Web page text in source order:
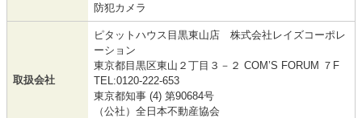
防犯カメラ
取扱会社
ピタットハウス目黒東山店 株式会社レイズコーポレ
ーション
東京都目黒区東山２丁目３－２ COM’S FORUM ７F
TEL:0120-222-653
東京都知事 (4) 第90684号
（公社）全日本不動産協会